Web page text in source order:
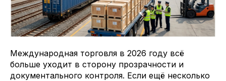
Международная торговля в 2026 году всё
больше уходит в сторону прозрачности и
документального контроля. Если ещё несколько